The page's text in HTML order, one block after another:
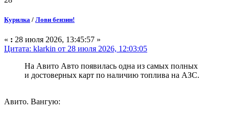
Курилка / Лови бензин!
« : 28 июля 2026, 13:45:57 »
Цитата: klarkin от 28 июля 2026, 12:03:05
На Авито Авто появилась одна из самых полных
и достоверных карт по наличию топлива на АЗС.
Авито. Вангую: